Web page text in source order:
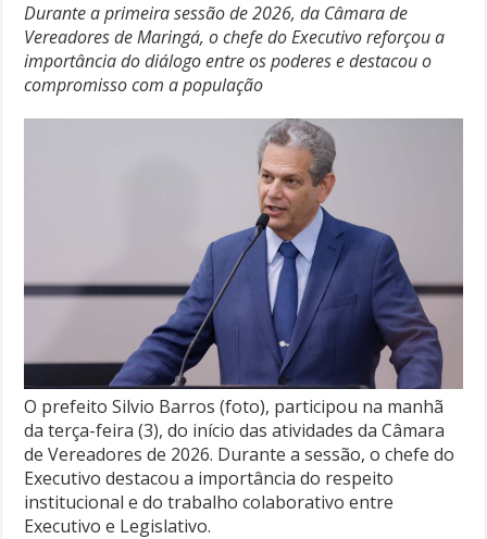
Durante a primeira sessão de 2026, da Câmara de
Vereadores de Maringá, o chefe do Executivo reforçou a
importância do diálogo entre os poderes e destacou o
compromisso com a população
O prefeito Silvio Barros (foto), participou na manhã
da terça-feira (3), do início das atividades da Câmara
de Vereadores de 2026. Durante a sessão, o chefe do
Executivo destacou a importância do respeito
institucional e do trabalho colaborativo entre
Executivo e Legislativo.